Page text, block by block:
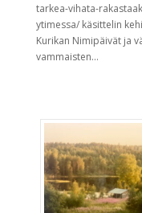
tarkea-vihata-
ytimessa/ käsittelin
Kurikan Nimipäivät ja
vammaisten...